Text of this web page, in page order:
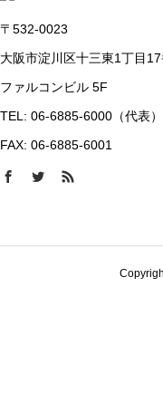
〒532-0023
大阪市淀川区十三東1丁目
ファルコンビル 5F
TEL: 06-6885-6000（代表）
FAX: 06-6885-6001